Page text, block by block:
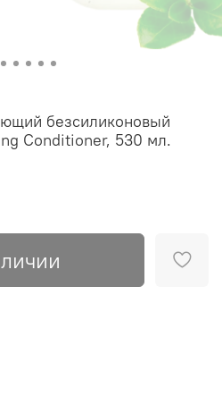
безсиликоновый
Conditioner, 530 мл.